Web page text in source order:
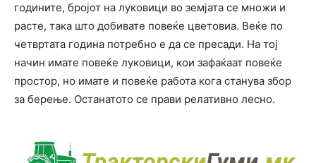
годините, бројот на луковици во земјата се множи и
расте, така што добивате повеќе цветовиа. Веќе по
четвртата година потребно е да се пресади. На тој
начин имате повеќе луковици, кои зафаќаат повеќе
простор, но имате и повеќе работа кога станува збор
за берење. Останатото се прави релативно лесно.